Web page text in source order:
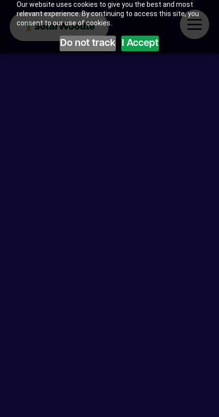
Our website uses cookies to give you the best and most
relevant experience. By continuing to access this site, you
consent to our use of cookies.
Do not track I Accept